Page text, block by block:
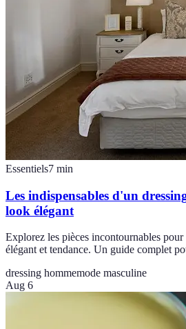
Essentiels7 min
Les indispensables d'un
look élégant
Explorez les pièces incontournables
élégant et tendance. Un guide complet
dressing hommemode masculine
Aug 6